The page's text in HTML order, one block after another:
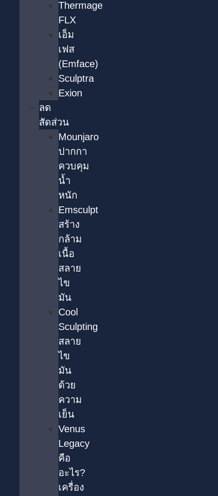
Thermage
FLX
เอ็ม
เฟส
(Emface)
Sculptra
Exion
ลด
สัดส่วน
Mounjaro
ปากกา
ควบคุม
น้ำ
หนัก
Emsculpt
สร้าง
กล้าม
เนื้อ
สลาย
ไข
มัน
Cool
Sculpting
สลาย
ไข
มัน
ด้วย
ความ
เย็น
Venus
Legacy
คือ
อะไร?
เครื่อง